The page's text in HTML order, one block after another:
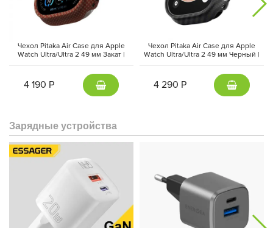
Производительность без
компромиссов
Сердцем часов является новейший процессор S9, который
мощнее S8 на 50% и гарантирует мгновенный отклик
Чехол Pitaka Air Case для Apple
Watch Ultra/Ultra 2 49 мм Закат |
4 190 Р
Чехол Pitaka Air Case для Apple
Watch Ultra/Ultra 2 49 мм Черный |
4 290 Р
Зарядные устройства